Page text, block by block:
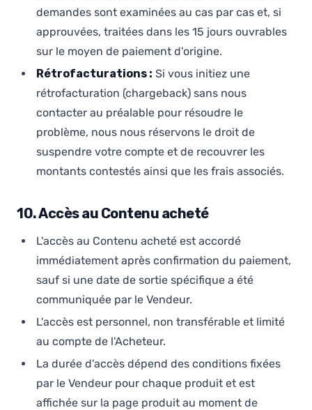
demandes sont examinées au cas par cas et, si
approuvées, traitées dans les 15 jours ouvrables
sur le moyen de paiement d'origine.
Rétrofacturations : Si vous initiez une
rétrofacturation (chargeback) sans nous
contacter au préalable pour résoudre le
problème, nous nous réservons le droit de
suspendre votre compte et de recouvrer les
montants contestés ainsi que les frais associés.
10. Accès au Contenu acheté
L'accès au Contenu acheté est accordé
immédiatement après confirmation du paiement,
sauf si une date de sortie spécifique a été
communiquée par le Vendeur.
L'accès est personnel, non transférable et limité
au compte de l'Acheteur.
La durée d'accès dépend des conditions fixées
par le Vendeur pour chaque produit et est
affichée sur la page produit au moment de